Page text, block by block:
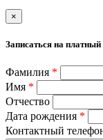
×
Записаться на
Фамилия *
Имя *
Отчество
Дата рождения *
Контактный